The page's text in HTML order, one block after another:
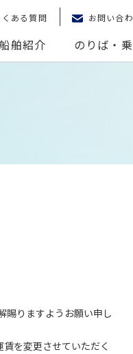
くある質問
お問い合
舶紹介 のりば・
イド
賜りますようお願い申し
を変更させていただく